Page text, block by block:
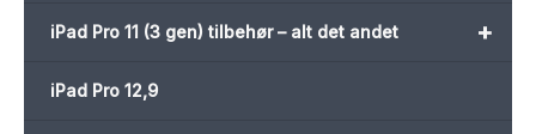
+
iPad Pro 11 (3 gen) tilbehør – alt det andet
iPad Pro 12,9